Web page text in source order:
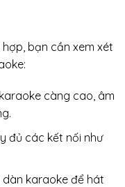
bạn cần xem xét
càng cao, âm
đủ các kết nối như
dàn karaoke để hát